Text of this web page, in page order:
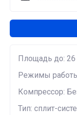
Площадь до:
Режимы
Компрессор:
Тип: сплит-